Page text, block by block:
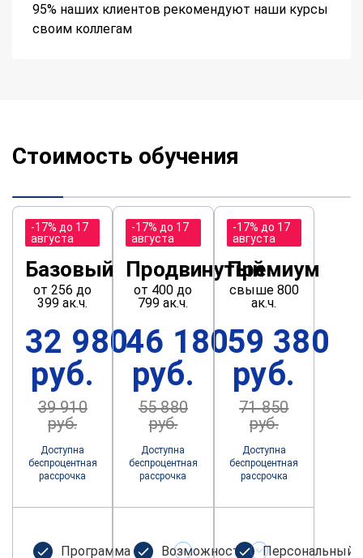
95% наших клиентов рекомендуют наши курсы
своим коллегам
Стоимость обучения
-17% до 17
августа
Базовый
от 256 до
399 ак.ч.
32 980
руб.
39 910
руб.
Доступна
беспроцентная
рассрочка
Программа не
-17% до 17
августа
Продвинутый
от 400 до
799 ак.ч.
46 180
руб.
55 880
руб.
Доступна
беспроцентная
рассрочка
Возможность
-17% до 17
августа
Премиум
свыше 800
ак.ч.
59 380
руб.
71 850
руб.
Доступна
беспроцентная
рассрочка
Персональный